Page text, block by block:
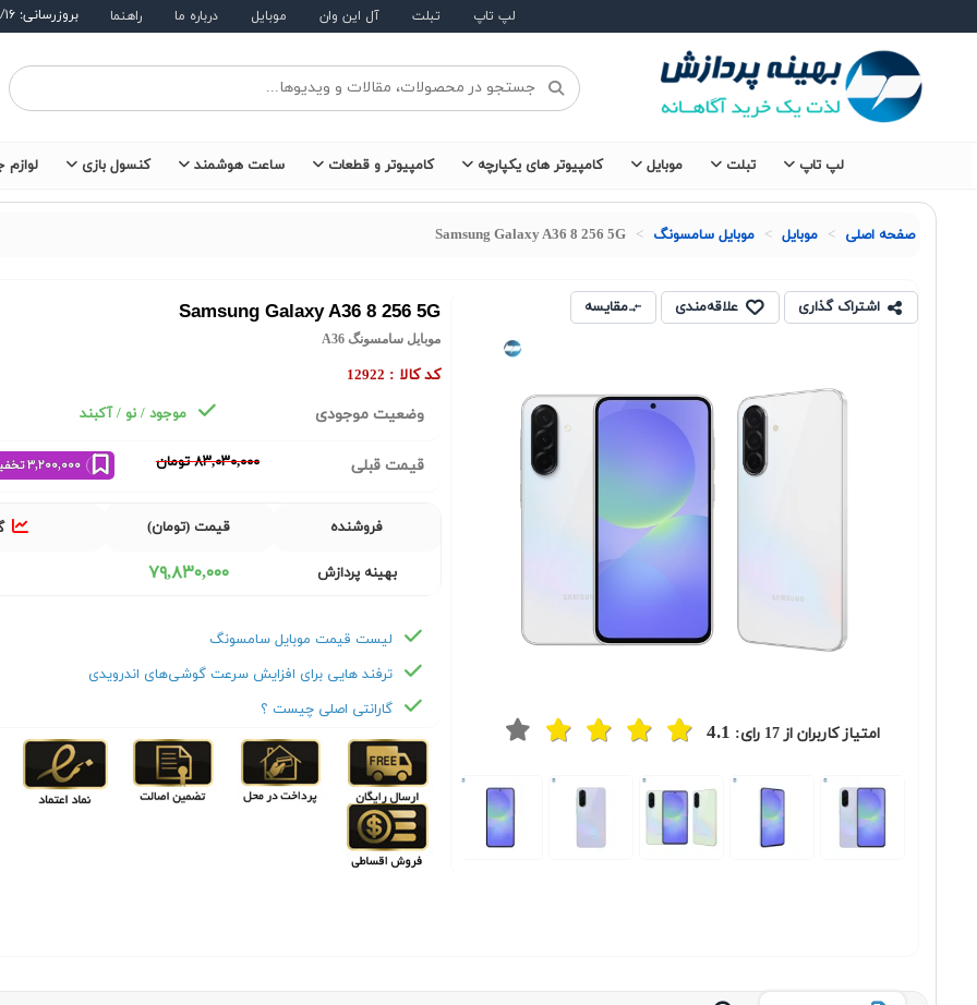
لپ تاپ تبلت آل این وان موبایل درباره ما راهنما بروزرسانی: ۱۴۰۵/۵/۱۶
لپ تاپ تبلت موبایل کامپیوتر های یکپارچه کامپیوتر و قطعات ساعت هوشمند کنسول بازی لوازم
صفحه اصلی موبايل موبایل سامسونگ Samsung Galaxy A36 8 256 5G
اشتراک گذاری علاقه‌مندی مقایسه
امتیاز کاربران از17 رای: 4.1
Previous
Next
Samsung Galaxy A36 8 256 5G
موبایل سامسونگ A36
کد کالا : 12922
وضعیت موجودی موجود / نو / آکبند
قیمت قبلی ٨٣,٠٣٠,٠٠٠ تومان ٣,٢٠٠,٠٠٠ تخفیف خرید نقدی
فروشنده قیمت (تومان)
بهینه پردازش ٧٩,٨٣٠,٠٠٠
لیست قیمت موبایل سامسونگ
ترفند هایی برای افزایش سرعت گوشی‌های اندرویدی
گارانتی اصلی چیست ؟